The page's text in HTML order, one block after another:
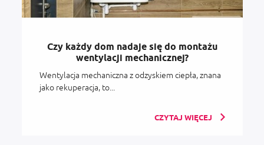
Czy każdy dom nadaje się do montażu
wentylacji mechanicznej?
Wentylacja mechaniczna z odzyskiem ciepła, znana
jako rekuperacja, to...
CZYTAJ WIĘCEJ